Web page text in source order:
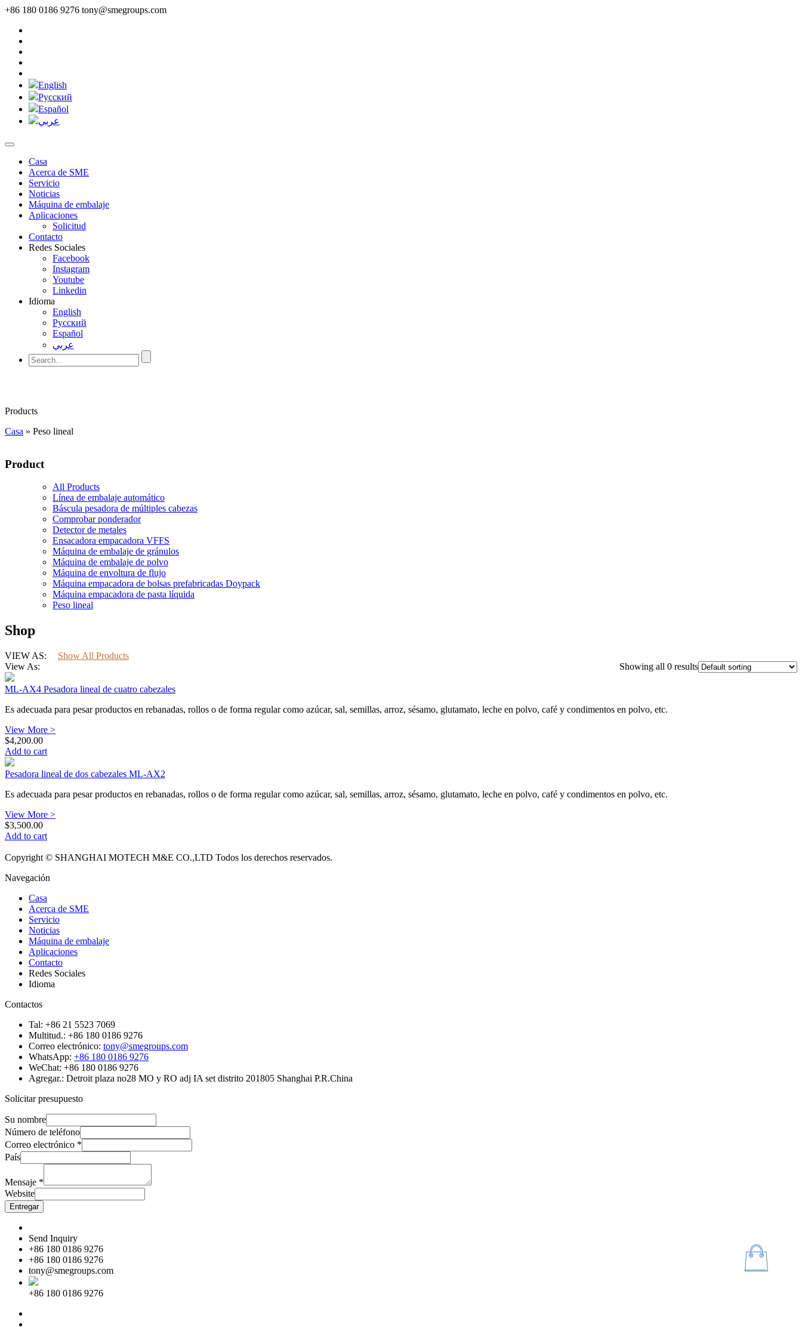
+86 180 0186 9276 tony@smegroups.com
English
Pусский
Español
عربي
Casa
Acerca de SME
Servicio
Noticias
Máquina de embalaje
Aplicaciones
Solicitud
Contacto
Redes Sociales
Facebook
Instagram
Youtube
Linkedin
Idioma
English
Pусский
Español
عربي
Products
Casa » Peso lineal
Product
All Products
Línea de embalaje automático
Báscula pesadora de múltiples cabezas
Comprobar ponderador
Detector de metales
Ensacadora empacadora VFFS
Máquina de embalaje de gránulos
Máquina de embalaje de polvo
Máquina de envoltura de flujo
Máquina empacadora de bolsas prefabricadas Doypack
Máquina empacadora de pasta líquida
Peso lineal
Shop
VIEW AS:
Show All Products
Showing all 0 results
View As:
ML-AX4 Pesadora lineal de cuatro cabezales
Es adecuada para pesar productos en rebanadas, rollos o de forma regular como azúcar, sal, semillas, arroz, sésamo, glutamato, leche en polvo, café y condimentos en polvo, etc.
View More >
$4,200.00
Add to cart
Pesadora lineal de dos cabezales ML-AX2
Es adecuada para pesar productos en rebanadas, rollos o de forma regular como azúcar, sal, semillas, arroz, sésamo, glutamato, leche en polvo, café y condimentos en polvo, etc.
View More >
$3,500.00
Add to cart
Copyright © SHANGHAI MOTECH M&E CO.,LTD Todos los derechos reservados.
Navegación
Casa
Acerca de SME
Servicio
Noticias
Máquina de embalaje
Aplicaciones
Contacto
Redes Sociales
Idioma
Contactos
Tal: +86 21 5523 7069
Multitud.: +86 180 0186 9276
Correo electrónico: tony@smegroups.com
WhatsApp: +86 180 0186 9276
WeChat: +86 180 0186 9276
Agregar.: Detroit plaza no28 MO y RO adj IA set distrito 201805 Shanghai P.R.China
Solicitar presupuesto
Su nombre
Número de teléfono
Correo electrónico *
País
Mensaje *
Website
Entregar
Send Inquiry
+86 180 0186 9276
+86 180 0186 9276
tony@smegroups.com
+86 180 0186 9276